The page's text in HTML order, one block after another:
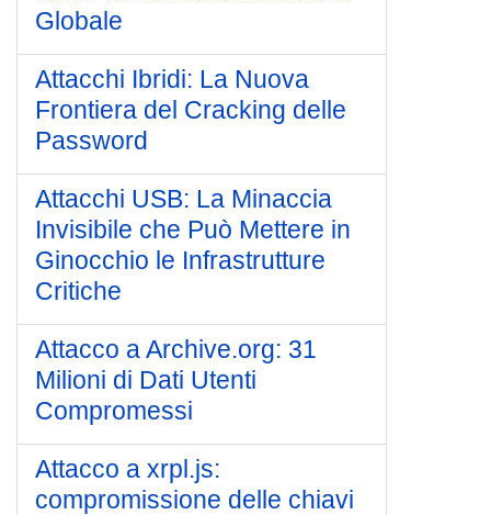
Globale
Attacchi Ibridi: La Nuova
Frontiera del Cracking delle
Password
Attacchi USB: La Minaccia
Invisibile che Può Mettere in
Ginocchio le Infrastrutture
Critiche
Attacco a Archive.org: 31
Milioni di Dati Utenti
Compromessi
Attacco a xrpl.js:
compromissione delle chiavi